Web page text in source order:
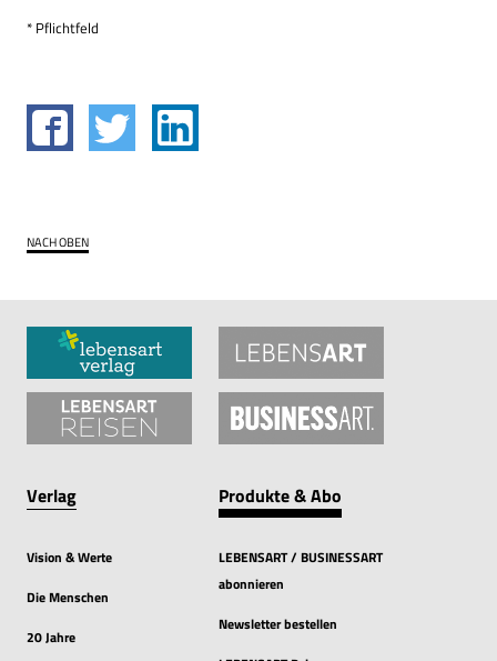
* Pflichtfeld
NACH OBEN
Verlag
Vision & Werte
Die Menschen
20 Jahre
Produkte & Abo
LEBENSART / BUSINESSART
abonnieren
Newsletter bestellen